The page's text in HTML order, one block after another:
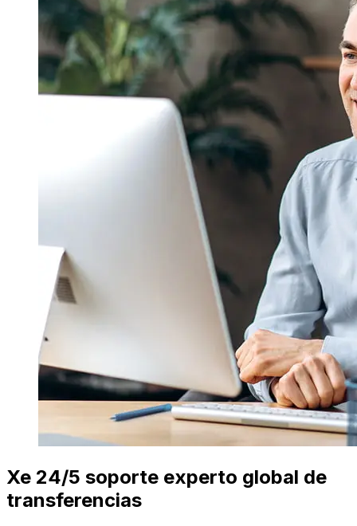
Xe 24/5 soporte experto global de
transferencias